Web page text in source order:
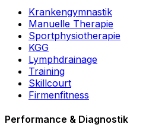
Krankengymnastik
Manuelle Therapie
Sportphysiotherapie
KGG
Lymphdrainage
Training
Skillcourt
Firmenfitness
Performance & Diagnostik